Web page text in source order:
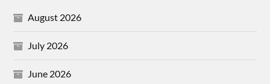
August 2026
July 2026
June 2026